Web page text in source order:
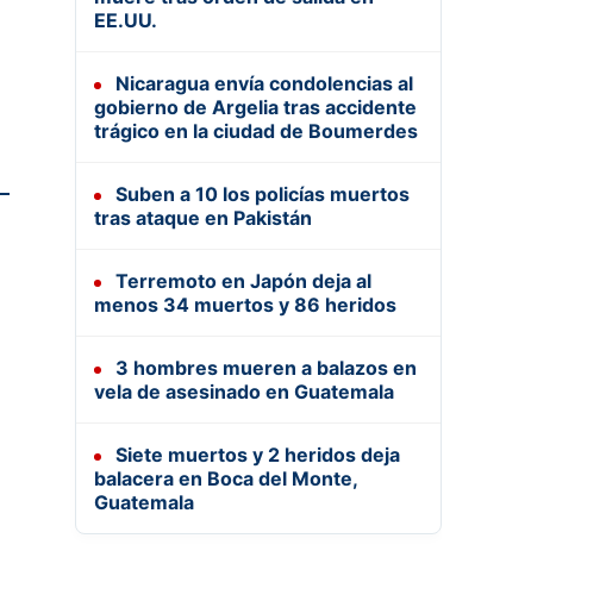
EE.UU.
Nicaragua envía condolencias al
gobierno de Argelia tras accidente
trágico en la ciudad de Boumerdes
Suben a 10 los policías muertos
tras ataque en Pakistán
Terremoto en Japón deja al
menos 34 muertos y 86 heridos
3 hombres mueren a balazos en
vela de asesinado en Guatemala
Siete muertos y 2 heridos deja
balacera en Boca del Monte,
Guatemala